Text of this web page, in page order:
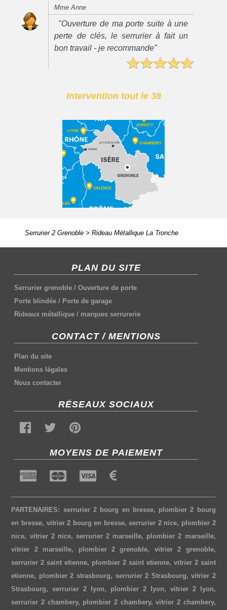
Mme Anne
"Ouverture de ma porte suite à une
perte de clés, le serrurier à fait un
bon travail - je recommande"
Intervention tout le 38
Serrurier 2 Grenoble> Rideau Métallique La Tronche
PLAN DU SITE
Serrurier grenoble /Ouverture de porte
Porte blindée / Porte de garage
Rideaux métallique / marques serrurerie
CONTACT / MENTIONS
Plan du site
Mentions légales
Nous contacter
RÉSEAUX SOCIAUX
MOYENS DE PAIEMENT
PARTENAIRES: serrurier 2 bourg en bresse, plombier 2 bourg
en bresse, vitrier 2 bourg en bresse,serrurier 2 nice, plombier 2
nice, vitrier 2 nice, serrurier 2 marseille, plombier 2 marseille,
vitrier 2 marseille, plombier 2 grenoble, vitrier 2 grenoble,
serrurier 2 saint etienne, plombier 2 saint etienne, vitrier 2 saint
etienne, plombier 2 strasbourg, serrurier 2 Strasbourg,vitrier 2
Strasbourg,serrurier 2 lyon, plombier 2 lyon, vitrier 2 lyon,
serrurier 2 chambery, plombier 2 chambery,vitrier 2 chambery,